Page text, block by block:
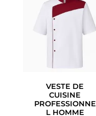
VESTE DE
CUISINE
PROFESSIONNE
L HOMME